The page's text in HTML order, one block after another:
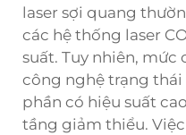
laser sợi quang
các hệ thống laser
suất. Tuy nhiên, mức
công nghệ trạng thái
phần có hiệu suất
tầng giảm thiểu.